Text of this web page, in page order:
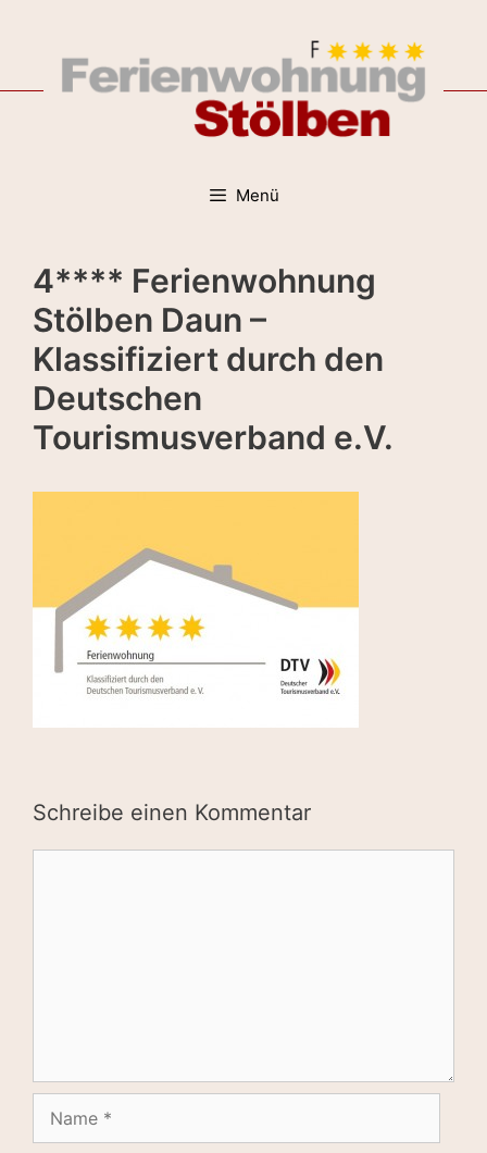
springen
Menü
4**** Ferienwohnung
Stölben Daun –
Klassifiziert durch den
Deutschen
Tourismusverband e.V.
Schreibe einen Kommentar